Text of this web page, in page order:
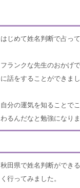
はじめて姓名判断で占っ
フランクな先生のおかげ
に話をすることができまし
自分の運気を知ることで
わるんだなと勉強になりま
秋田県で姓名判断ができ
く行ってみました。